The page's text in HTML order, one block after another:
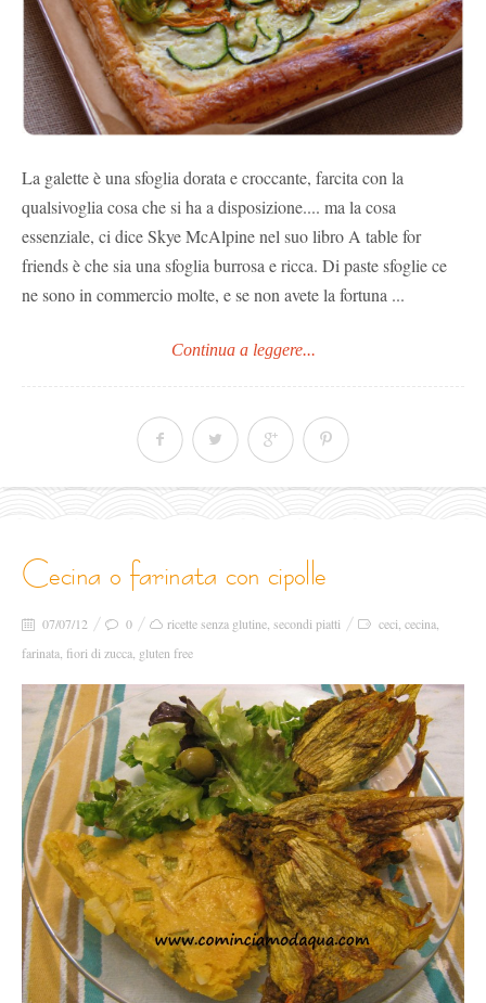
La galette è una sfoglia dorata e croccante, farcita con la
qualsivoglia cosa che si ha a disposizione.... ma la cosa
essenziale, ci dice Skye McAlpine nel suo libro A table for
friends è che sia una sfoglia burrosa e ricca. Di paste sfoglie ce
ne sono in commercio molte, e se non avete la fortuna ...
Continua a leggere...
cecina o farinata con cipolle
07/07/12 0 ricette senza glutine secondi piatti ceci cecina
farinata fiori di zucca gluten free